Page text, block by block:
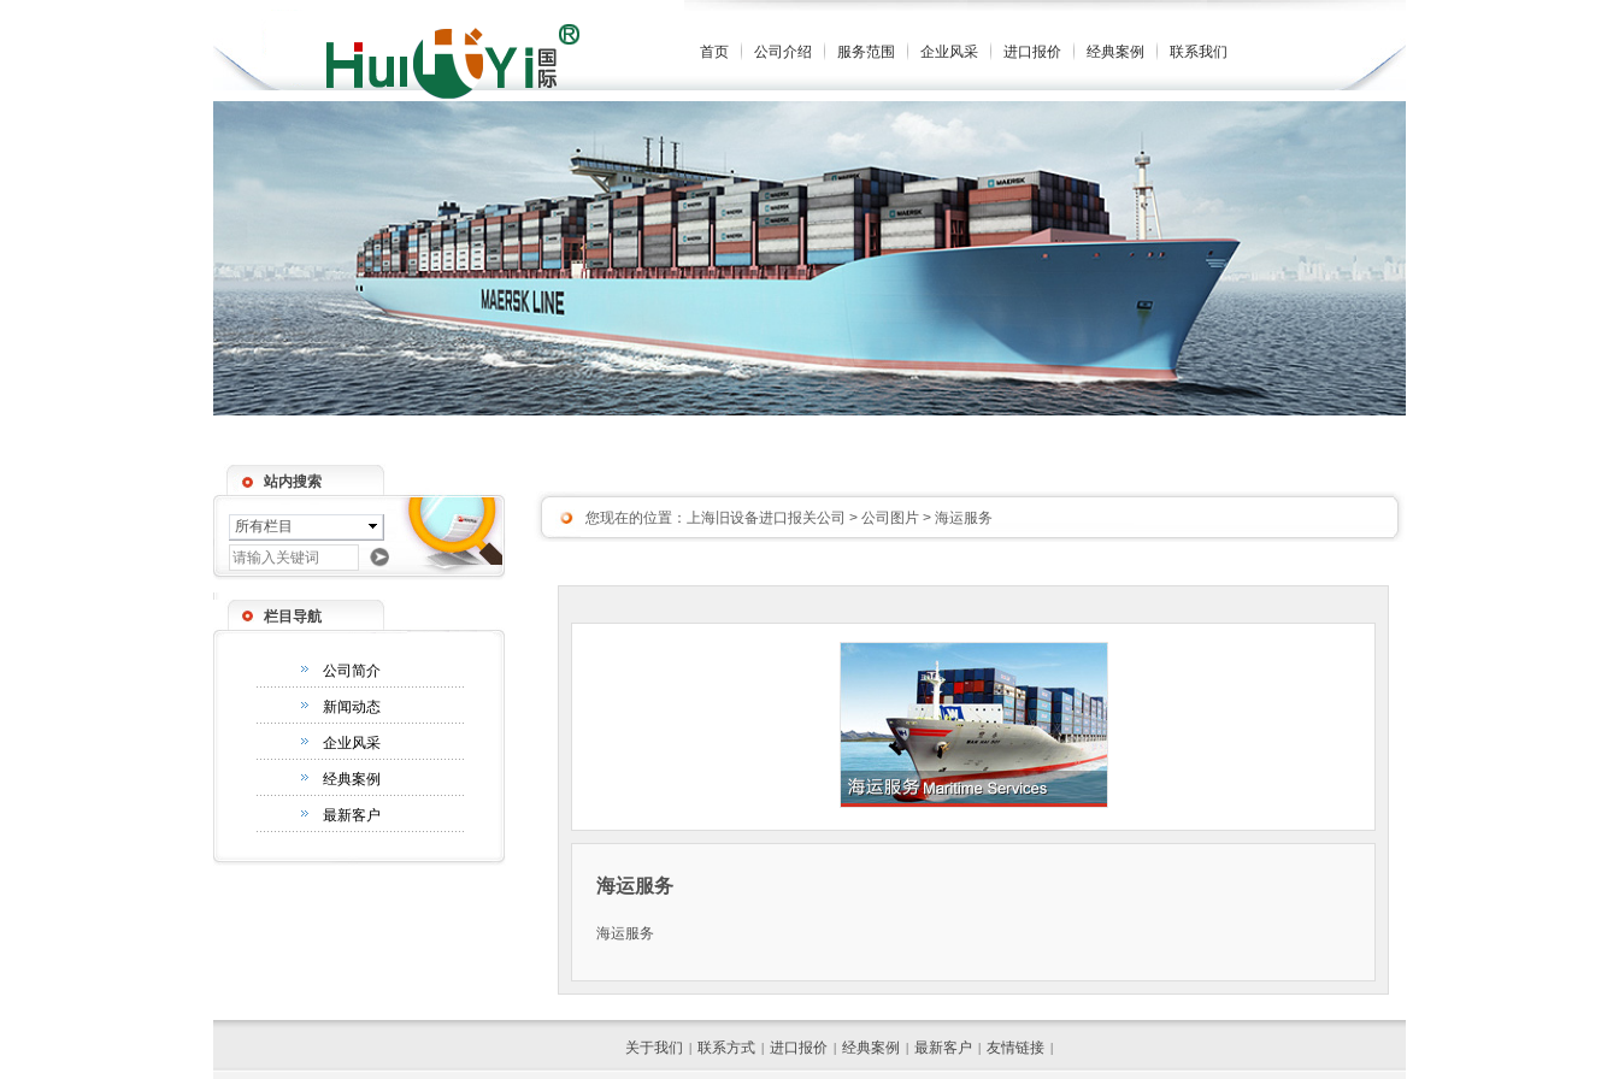
首页 公司介绍 服务范围 企业风采 进口报价 经典案例 联系我们
站内搜索
所有栏目
栏目导航
公司简介
新闻动态
企业风采
经典案例
最新客户
海运服务
海运服务
您现在的位置： 上海旧设备进口报关公司 > 公司图片 > 海运服务
关于我们 | 联系方式 | 进口报价 | 经典案例 | 最新客户 | 友情链接 |